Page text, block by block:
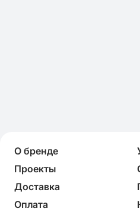
О бренде
Проекты
Доставка
Оплата